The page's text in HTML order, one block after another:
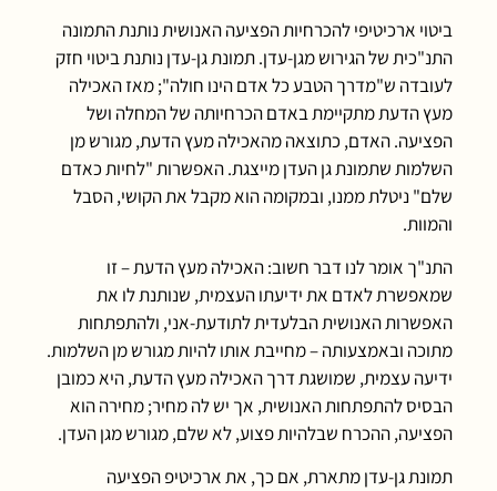
ביטוי ארכיטיפי להכרחיות הפציעה האנושית נותנת התמונה
התנ"כית של הגירוש מגן-עדן. תמונת גן-עדן נותנת ביטוי חזק
לעובדה ש"מדרך הטבע כל אדם הינו חולה"; מאז האכילה
מעץ הדעת מתקיימת באדם הכרחיותה של המחלה ושל
הפציעה. האדם, כתוצאה מהאכילה מעץ הדעת, מגורש מן
השלמות שתמונת גן העדן מייצגת. האפשרות "לחיות כאדם
שלם" ניטלת ממנו, ובמקומה הוא מקבל את הקושי, הסבל
והמוות.
התנ"ך אומר לנו דבר חשוב: האכילה מעץ הדעת – זו
שמאפשרת לאדם את ידיעתו העצמית, שנותנת לו את
האפשרות האנושית הבלעדית לתודעת-אני, ולהתפתחות
מתוכה ובאמצעותה – מחייבת אותו להיות מגורש מן השלמות.
ידיעה עצמית, שמושגת דרך האכילה מעץ הדעת, היא כמובן
הבסיס להתפתחות האנושית, אך יש לה מחיר; מחירה הוא
הפציעה, ההכרח שבלהיות פצוע, לא שלם, מגורש מגן העדן.
תמונת גן-עדן מתארת, אם כך, את ארכיטיפ הפציעה